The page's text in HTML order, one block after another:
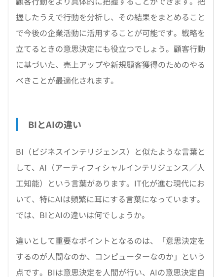
握したうえで行動を分析し、その結果をまとめること
で今後の企業活動に活用することが可能です。戦略を
立てるときの意思決定にも役立つでしょう。顧客行動
に基づいた、売上アップや新規顧客獲得のためのやる
べきことが最適化されます。
BIとAIの違い
BI（ビジネスインテリジェンス）と似たような言葉と
して、AI（アーティフィシャルインテリジェンス／人
工知能）という言葉があります。IT化が進む現代にお
いて、特にAIは頻繁に耳にする言葉になっています。
では、BIとAIの違いは何でしょうか。
違いとして重要なポイントとなるのは、「意思決定を
するのが人間なのか、コンピューターなのか」という
点です。BIは意思決定を人間が行い、AIの意思決定自